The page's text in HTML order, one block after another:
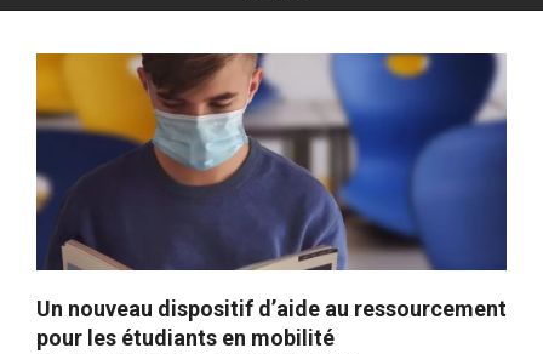
Un nouveau dispositif d’aide au ressourcement
pour les étudiants en mobilité